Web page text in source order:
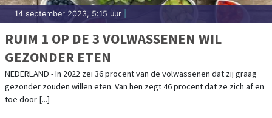
14 september 2023, 5:15 uur
RUIM 1 OP DE 3 VOLWASSENEN WIL
GEZONDER ETEN
NEDERLAND - In 2022 zei 36 procent van de volwassenen dat zij graag
gezonder zouden willen eten. Van hen zegt 46 procent dat ze zich af en
toe door [...]